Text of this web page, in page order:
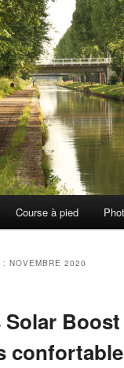
Course à pied
: NOVEMBRE 2020